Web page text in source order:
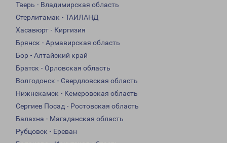
Тверь - Владимирская область
Стерлитамак - ТАИЛАНД
Хасавюрт - Киргизия
Брянск - Армавирская область
Бор - Алтайский край
Братск - Орловская область
Волгодонск - Свердловская область
Нижнекамск - Кемеровская область
Сергиев Посад - Ростовская область
Балахна - Магаданская область
Рубцовск - Ереван